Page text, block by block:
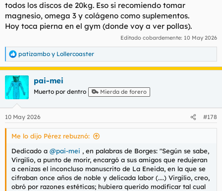
todos los discos de 20kg. Eso si recomiendo tomar
magnesio, omega 3 y colágeno como suplementos.
Hoy toca pierna en el gym (donde voy a ver pollas).
Editado cobardemente: 10 May 2026
R
e
a
c
c
i
e
s
patizambo y Lollercoaster
pai-mei
Muerto por dentro Mierda de forero
10 May 2026 #178
Me lo dijo Pérez rebuznó:
Dedicado a @pai-mei , en palabras de Borges: "Según se sabe,
Virgilio, a punto de morir, encargó a sus amigos que redujeran
a cenizas el inconcluso manuscrito de La Eneida, en la que se
cifraban once años de noble y delicada labor (....) Virgilio, creo,
obró por razones estéticas; hubiera querido modificar tal cual